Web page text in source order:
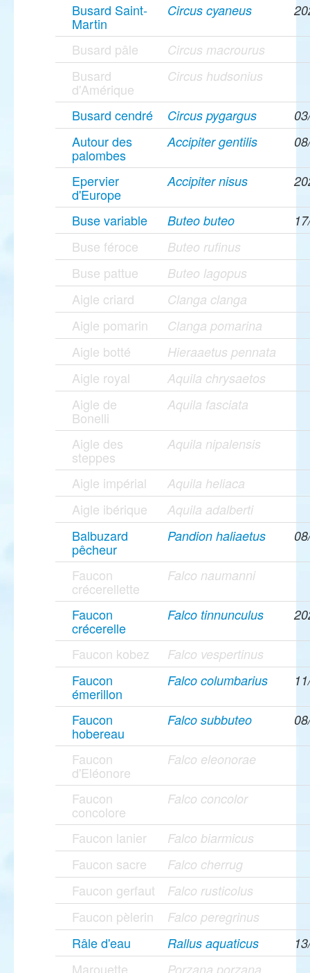
Busard Saint-
Martin
Circus cyaneus
Busard pâle Circus macrourus
Busard
d'Amérique
Circus hudsonius
Busard cendré Circus pygargus
Autour des
palombes
Accipiter gentilis
Epervier
d'Europe
Accipiter nisus
Buse variable Buteo buteo
Buse féroce Buteo rufinus
Buse pattue Buteo lagopus
Aigle criard Clanga clanga
Aigle pomarin Clanga pomarina
Aigle botté Hieraaetus pennata
Aigle royal Aquila chrysaetos
Aigle de
Bonelli
Aquila fasciata
Aigle des
steppes
Aquila nipalensis
Aigle impérial Aquila heliaca
Aigle ibérique Aquila adalberti
Balbuzard
pêcheur
Pandion haliaetus
Faucon
crécerellette
Falco naumanni
Faucon
crécerelle
Falco tinnunculus
Faucon kobez Falco vespertinus
Faucon
émerillon
Falco columbarius
Faucon
hobereau
Falco subbuteo
Faucon
d'Eléonore
Falco eleonorae
Faucon
concolore
Falco concolor
Faucon lanier Falco biarmicus
Faucon sacre Falco cherrug
Faucon gerfaut Falco rusticolus
Faucon pèlerin Falco peregrinus
Râle d'eau Rallus aquaticus
Marouette Porzana porzana